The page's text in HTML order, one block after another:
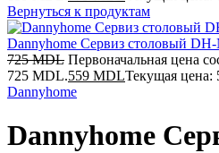
Вернуться к продуктам
Dannyhome Сервиз столовый
725MDL Первоначальная цена
725 MDL.559 MDLТекущая цена:
Dannyhome
Dannyhome